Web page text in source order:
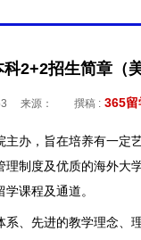
2+2招生简章（
来源： 撰稿 : 365留
办，旨在培养有一定
制度及优质的海外大
课程及通道。
、先进的教学理念、